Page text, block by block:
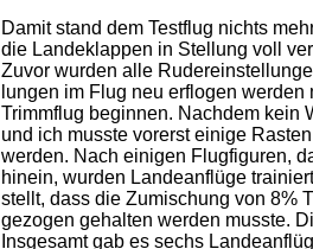
Damit stand dem Testflug nichts
die Landeklappen in Stellung voll
Zuvor wurden alle
lungen im Flug neu erflogen
Trimmflug beginnen. Nachdem kein
und ich musste vorerst einige
werden. Nach einigen Flugfiguren,
hinein, wurden Landeanflüge
stellt, dass die Zumischung von 8%
gezogen gehalten werden musste.
Insgesamt gab es sechs